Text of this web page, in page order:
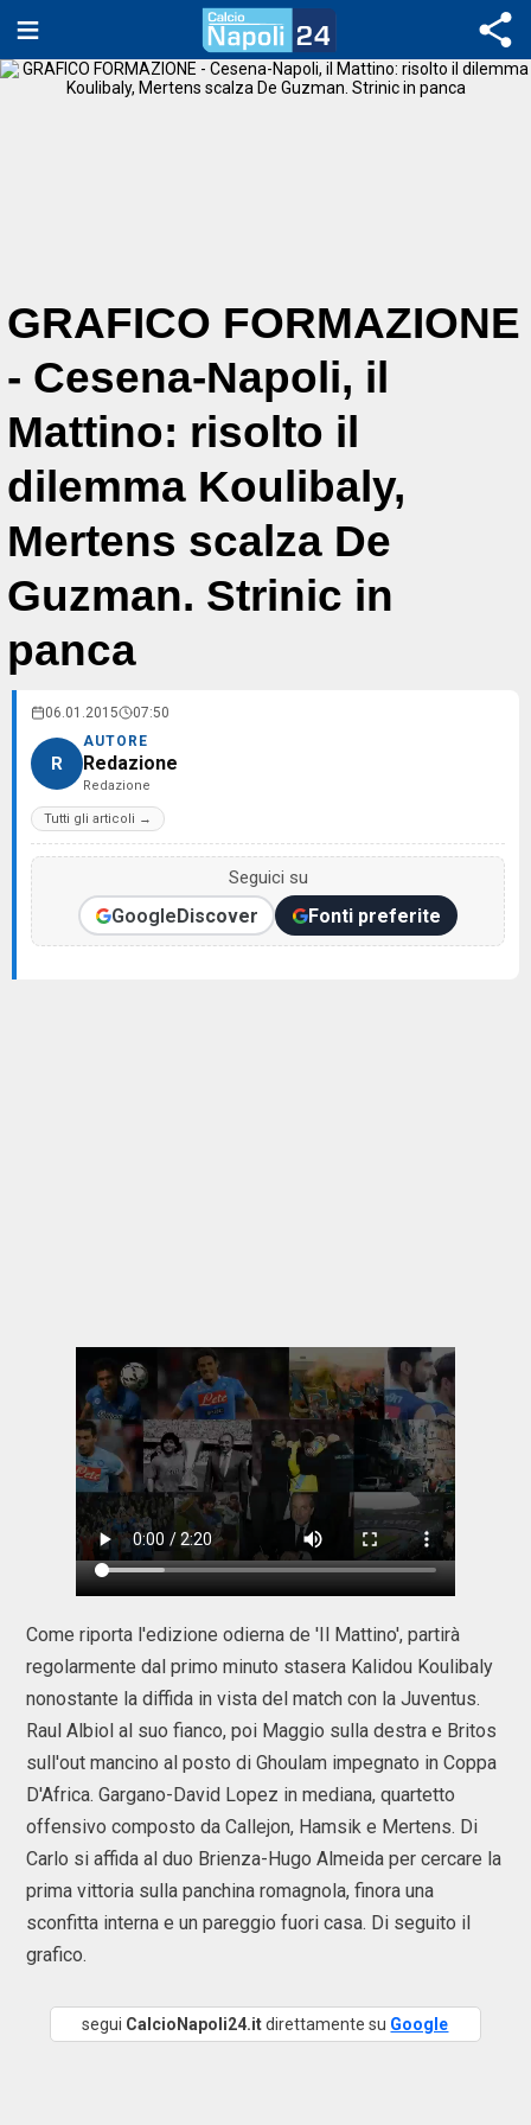
GRAFICO FORMAZIONE
- Cesena-Napoli, il
Mattino: risolto il
dilemma Koulibaly,
Mertens scalza De
Guzman. Strinic in
panca
06.01.2015 07:50
R
AUTORE
Redazione
Redazione
Tutti gli articoli →
Seguici su
GoogleDiscover Fonti preferite
Come riporta l'edizione odierna de 'Il Mattino', partirà
regolarmente dal primo minuto stasera Kalidou Koulibaly
nonostante la diffida in vista del match con la Juventus.
Raul Albiol al suo fianco, poi Maggio sulla destra e Britos
sull'out mancino al posto di Ghoulam impegnato in Coppa
D'Africa. Gargano-David Lopez in mediana, quartetto
offensivo composto da Callejon, Hamsik e Mertens. Di
Carlo si affida al duo Brienza-Hugo Almeida per cercare la
prima vittoria sulla panchina romagnola, finora una
sconfitta interna e un pareggio fuori casa. Di seguito il
grafico.
segui CalcioNapoli24.itdirettamente su Google